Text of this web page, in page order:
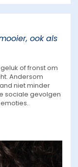
ook als
of fronst om
Andersom
niet minder
sociale gevolgen